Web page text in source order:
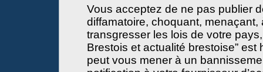
Vous acceptez de ne pas publier
diffamatoire, choquant,
transgresser les lois de votre
Brestois et actualité brestoise”
peut vous mener à un